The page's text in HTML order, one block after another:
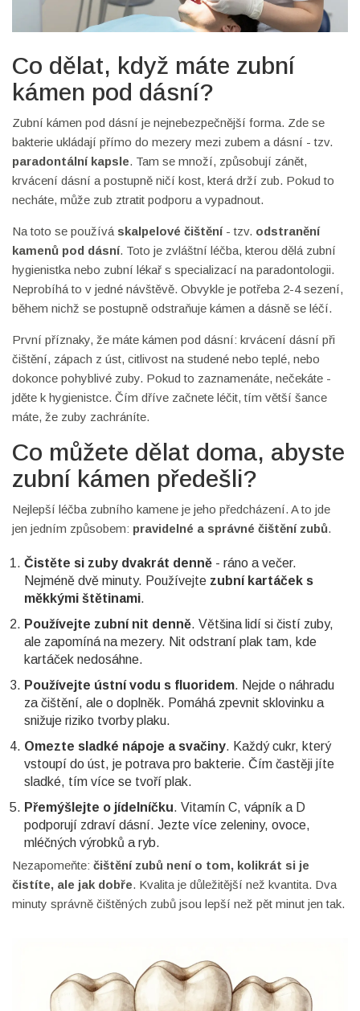
Co dělat, když máte zubní
kámen pod dásní?
Zubní kámen pod dásní je nejnebezpečnější forma. Zde se
bakterie ukládají přímo do mezery mezi zubem a dásní - tzv.
paradontální kapsle. Tam se množí, způsobují zánět,
krvácení dásní a postupně ničí kost, která drží zub. Pokud to
necháte, může zub ztratit podporu a vypadnout.
Na toto se používá skalpelové čištění- tzv. odstranění
kamenů pod dásní. Toto je zvláštní léčba, kterou dělá zubní
hygienistka nebo zubní lékař s specializací na paradontologii.
Neprobíhá to v jedné návštěvě. Obvykle je potřeba 2-4 sezení,
během nichž se postupně odstraňuje kámen a dásně se léčí.
První příznaky, že máte kámen pod dásní: krvácení dásní při
čištění, zápach z úst, citlivost na studené nebo teplé, nebo
dokonce pohyblivé zuby. Pokud to zaznamenáte, nečekáte -
jděte k hygienistce. Čím dříve začnete léčit, tím větší šance
máte, že zuby zachráníte.
Co můžete dělat doma, abyste
zubní kámen předešli?
Nejlepší léčba zubního kamene je jeho předcházení. A to jde
jen jedním způsobem: pravidelné a správné čištění zubů.
Čistěte si zuby dvakrát denně - ráno a večer.
Nejméně dvě minuty. Používejte zubní kartáček s
měkkými štětinami.
Používejte zubní nit denně. Většina lidí si čistí zuby,
ale zapomíná na mezery. Nit odstraní plak tam, kde
kartáček nedosáhne.
Používejte ústní vodu s fluoridem. Nejde o náhradu
za čištění, ale o doplněk. Pomáhá zpevnit sklovinku a
snižuje riziko tvorby plaku.
Omezte sladké nápoje a svačiny. Každý cukr, který
vstoupí do úst, je potrava pro bakterie. Čím častěji jíte
sladké, tím více se tvoří plak.
Přemýšlejte o jídelníčku. Vitamín C, vápník a D
podporují zdraví dásní. Jezte více zeleniny, ovoce,
mléčných výrobků a ryb.
Nezapomeňte: čištění zubů není o tom, kolikrát si je
čistíte, ale jak dobře. Kvalita je důležitější než kvantita. Dva
minuty správně čištěných zubů jsou lepší než pět minut jen tak.